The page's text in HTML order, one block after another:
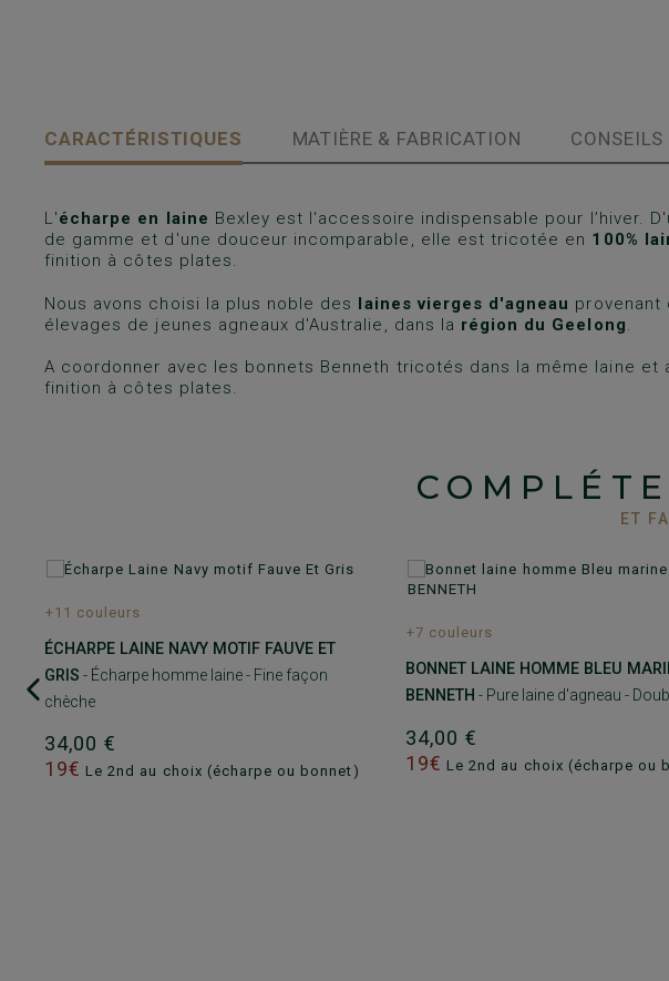
CARACTÉRISTIQUES MATIÈRE & FABRICATION CONSEILS
L'écharpe en laine Bexley est l'accessoire indispensable pour l’hiver.
de gamme et d'une douceur incomparable, elle est tricotée en 100%
finition à côtes plates.
Nous avons choisi la plus noble des laines vierges d'agneau provenant
élevages de jeunes agneaux d'Australie, dans la région du Geelong
A coordonner avec les bonnets Benneth tricotés dans la même laine et
finition à côtes plates.
ET
+11 couleurs
ÉCHARPE LAINE NAVY MOTIF FAUVE ET
GRIS - Écharpe homme laine - Fine façon
chèche
34,00 €
19€ Le 2nd au choix (écharpe ou bonnet)
+7 couleurs
BONNET LAINE HOMME BLEU
BENNETH - Pure laine d'agneau -
34,00 €
19€ Le 2nd au choix (écharpe ou